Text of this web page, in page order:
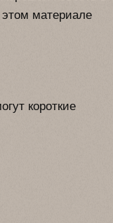
материале
короткие